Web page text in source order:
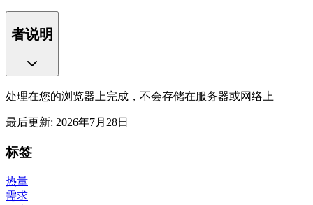
者说明
处理在您的浏览器上完成，不会存储在服务器或网络上
最后更新: 2026年7月28日
标签
热量
需求